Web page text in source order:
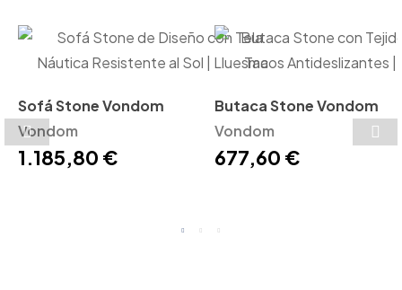
Sofá Stone Vondom
Vondom
1.185,80 €
Butaca Stone Vondom
Vondom
677,60 €